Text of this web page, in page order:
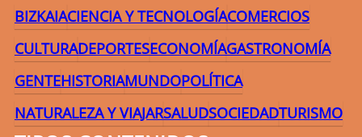
BIZKAIACIENCIA Y TECNOLOGÍACOMERCIOS
CULTURADEPORTESECONOMÍAGASTRONOMÍA
GENTEHISTORIAMUNDOPOLÍTICA
NATURALEZA Y VIAJARSALUDSOCIEDADTURISMO